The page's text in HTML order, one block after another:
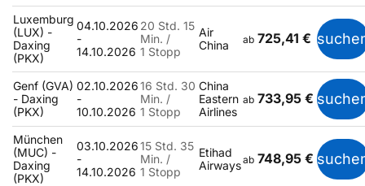
Luxemburg
(LUX) -
Daxing
(PKX)
04.10.2026
-
14.10.2026
20 Std. 15
Min. /
1 Stopp
Air
China
ab 725,41 €
Genf (GVA)
- Daxing
(PKX)
02.10.2026
-
10.10.2026
16 Std. 30
Min. /
1 Stopp
China
Eastern
Airlines
ab 733,95 €
München
(MUC) -
Daxing
(PKX)
03.10.2026
-
14.10.2026
15 Std. 35
Min. /
1 Stopp
Etihad
Airwaysab 748,95 €